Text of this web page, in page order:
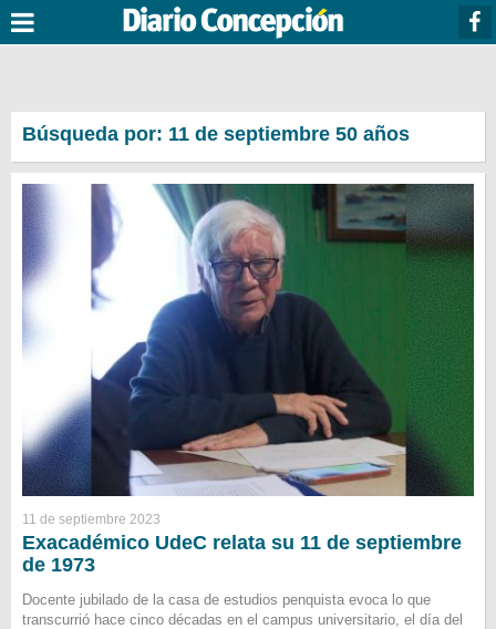
Búsqueda por: 11 de septiembre 50 años
11 de septiembre 2023
Exacadémico UdeC relata su 11 de septiembre
de 1973
Docente jubilado de la casa de estudios penquista evoca lo que
transcurrió hace cinco décadas en el campus universitario, el día del